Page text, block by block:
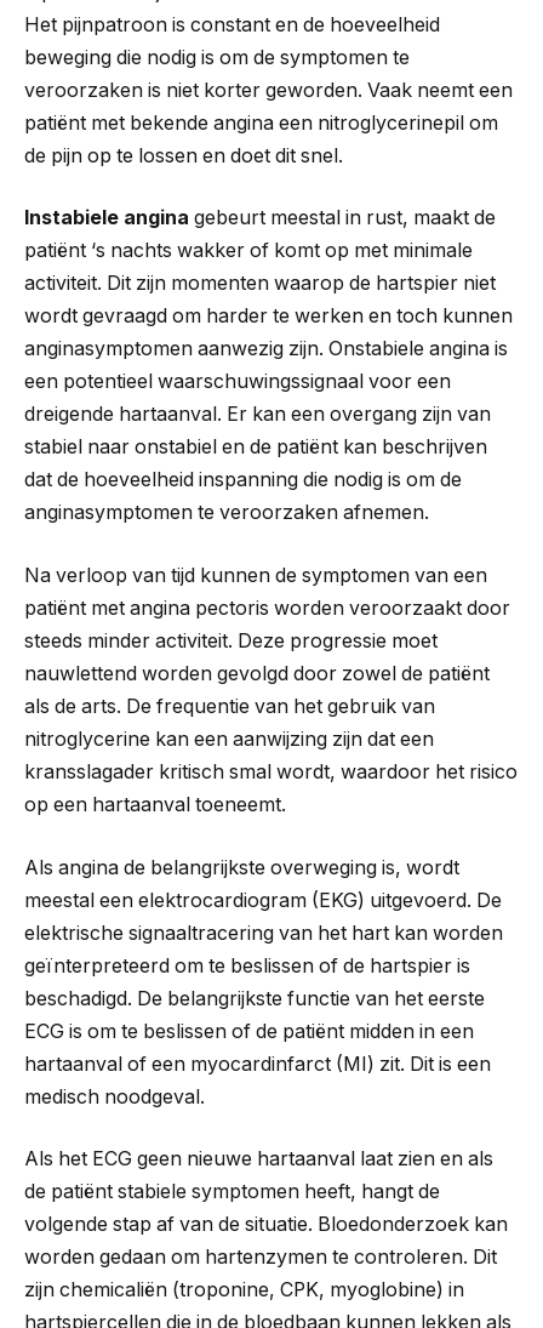
Het pijnpatroon is constant en de hoeveelheid
beweging die nodig is om de symptomen te
veroorzaken is niet korter geworden. Vaak neemt een
patiënt met bekende angina een nitroglycerinepil om
de pijn op te lossen en doet dit snel.
Instabiele angina gebeurt meestal in rust, maakt de
patiënt ‘s nachts wakker of komt op met minimale
activiteit. Dit zijn momenten waarop de hartspier niet
wordt gevraagd om harder te werken en toch kunnen
anginasymptomen aanwezig zijn. Onstabiele angina is
een potentieel waarschuwingssignaal voor een
dreigende hartaanval. Er kan een overgang zijn van
stabiel naar onstabiel en de patiënt kan beschrijven
dat de hoeveelheid inspanning die nodig is om de
anginasymptomen te veroorzaken afnemen.
Na verloop van tijd kunnen de symptomen van een
patiënt met angina pectoris worden veroorzaakt door
steeds minder activiteit. Deze progressie moet
nauwlettend worden gevolgd door zowel de patiënt
als de arts. De frequentie van het gebruik van
nitroglycerine kan een aanwijzing zijn dat een
kransslagader kritisch smal wordt, waardoor het risico
op een hartaanval toeneemt.
Als angina de belangrijkste overweging is, wordt
meestal een elektrocardiogram (EKG) uitgevoerd. De
elektrische signaaltracering van het hart kan worden
geïnterpreteerd om te beslissen of de hartspier is
beschadigd. De belangrijkste functie van het eerste
ECG is om te beslissen of de patiënt midden in een
hartaanval of een myocardinfarct (MI) zit. Dit is een
medisch noodgeval.
Als het ECG geen nieuwe hartaanval laat zien en als
de patiënt stabiele symptomen heeft, hangt de
volgende stap af van de situatie. Bloedonderzoek kan
worden gedaan om hartenzymen te controleren. Dit
zijn chemicaliën (troponine, CPK, myoglobine) in
hartspiercellen die in de bloedbaan kunnen lekken als